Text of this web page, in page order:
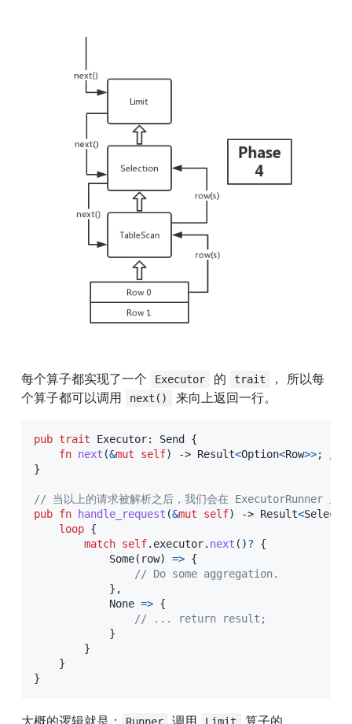
每个算子都实现了一个 Executor 的 trait
， 所以每
个算子都可以调用
next() 来向上返回一行。
pub trait Executor: Send
{
fn next (&mut self) -> Result<Option<Row>>;
}
// 当以上的请求被解析之后，我们会在 ExecutorRunner 里
pub fn handle_request (&mut self) -> Result<
loop {
match self. executor. next ( )?
{
Some( row) => {
// Do some aggregation.
} ,
None => {
// ... return result;
}
}
}
}
大概的逻辑就是： 调用